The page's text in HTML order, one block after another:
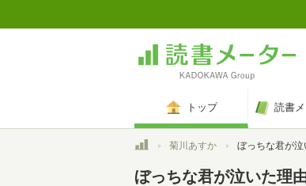
トップ 読書
トップ菊川あすか ぼっちな君が泣いた理
ぼっちな君が泣いた理